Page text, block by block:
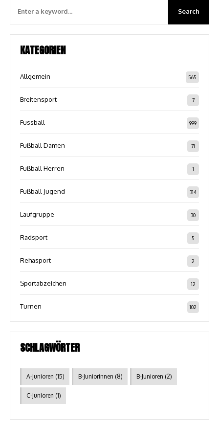
KATEGORIEN
Allgemein 565
Breitensport 7
Fussball 999
Fußball Damen 71
Fußball Herren 1
Fußball Jugend 314
Laufgruppe 30
Radsport 5
Rehasport 2
Sportabzeichen 12
Turnen 102
SCHLAGWÖRTER
A-Junioren (15) B-Juniorinnen (8) B-Junioren (2)
C-Junioren (1)